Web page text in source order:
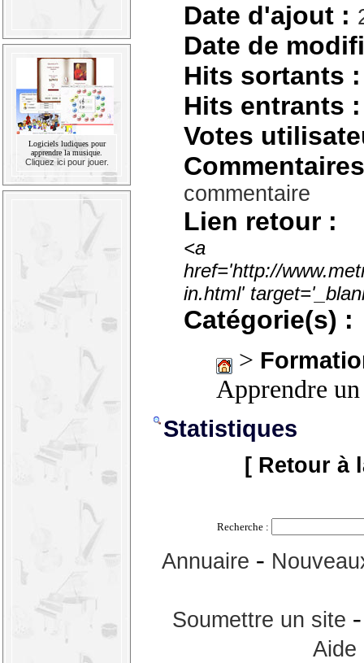
Logiciels ludiques pour
apprendre la musique.
Cliquez ici pour jouer.
Date d'ajout :
Date de
Hits sortants :
Hits entrants :
Votes
commentaire
Lien retour :
<a
href='http://
in.html'
Catégorie(s) :
>
Apprendre
Statistiques
[ Retour à
Recherche :
Annuaire -
Soumettre un site
Aide